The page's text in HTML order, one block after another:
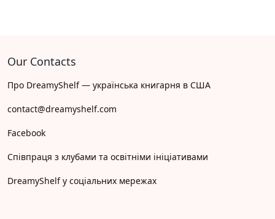
Our Contacts
Про DreamyShelf — українська книгарня в США
contact@dreamyshelf.com
Facebook
Співпраця з клубами та освітніми ініціативами
DreamyShelf у соціальних мережах